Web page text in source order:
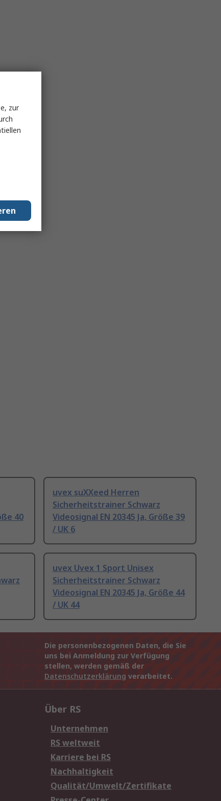
40
uvex suXXeed Herren
Sicherheitstrainer Schwarz
Videosignal EN 20345 Ja, Größe 39
/ UK 6
uvex Uvex 1 Sport Unisex
Sicherheitstrainer Schwarz
Videosignal EN 20345 Ja, Größe 44
/ UK 44
Die personenbezogenen Daten, die Sie
uns bei Anmeldung zur Verfügung
stellen, werden gemäß der
Datenschutzerklärung verarbeitet.
Über RS
Unternehmen
RS weltweit
Karriere bei RS
Nachhaltigkeit
Qualität/Umwelt/Zertifikate
zur